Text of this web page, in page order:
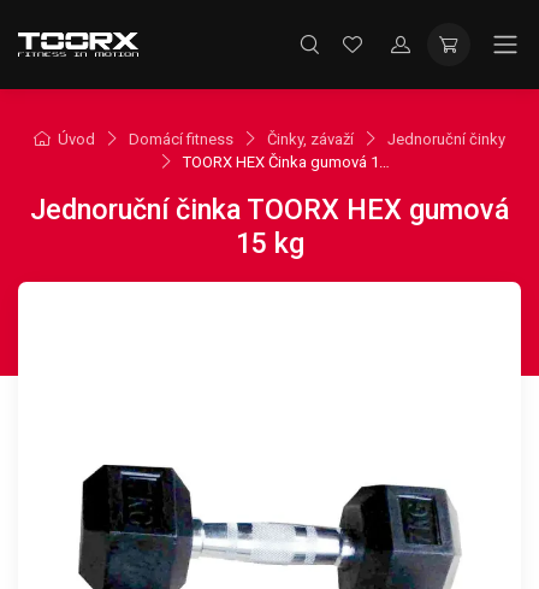
Úvod Domácí fitness Činky, závaží
Jednoruční činky
TOORX HEX Činka gumová 15 kg
Jednoruční činka TOORX HEX gumová
15 kg